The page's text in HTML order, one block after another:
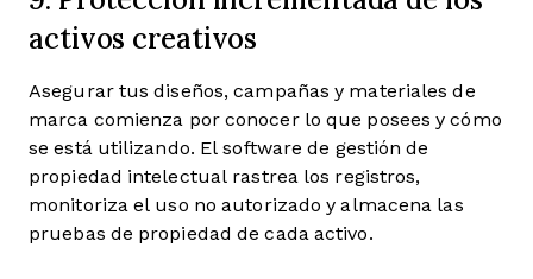
activos creativos
Asegurar tus diseños, campañas y materiales de
marca comienza por conocer lo que posees y cómo
se está utilizando. El software de gestión de
propiedad intelectual rastrea los registros,
monitoriza el uso no autorizado y almacena las
pruebas de propiedad de cada activo.